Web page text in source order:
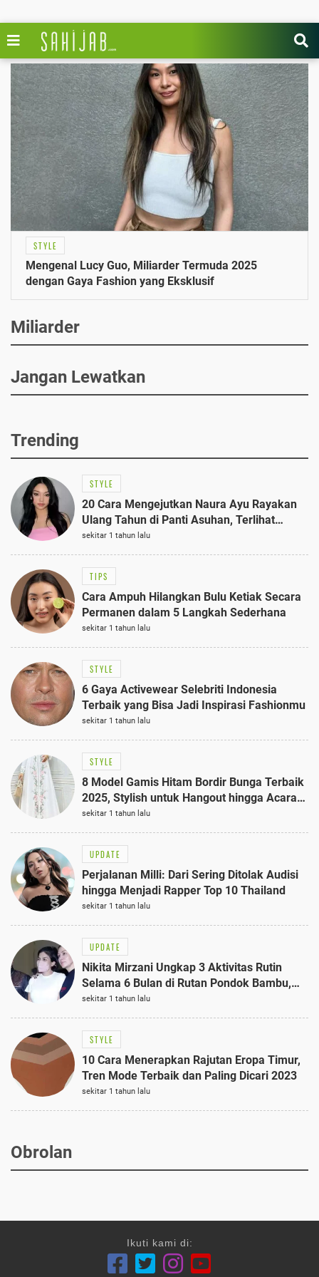
STYLE
Mengenal Lucy Guo, Miliarder Termuda 2025
dengan Gaya Fashion yang Eksklusif
Miliarder
Jangan Lewatkan
Trending
STYLE
20 Cara Mengejutkan Naura Ayu Rayakan
Ulang Tahun di Panti Asuhan, Terlihat
Anggun dengan Kaftan Cokelat
sekitar 1 tahun lalu
TIPS
Cara Ampuh Hilangkan Bulu Ketiak Secara
Permanen dalam 5 Langkah Sederhana
sekitar 1 tahun lalu
STYLE
6 Gaya Activewear Selebriti Indonesia
Terbaik yang Bisa Jadi Inspirasi Fashionmu
sekitar 1 tahun lalu
STYLE
8 Model Gamis Hitam Bordir Bunga Terbaik
2025, Stylish untuk Hangout hingga Acara
Semi-Formal
sekitar 1 tahun lalu
UPDATE
Perjalanan Milli: Dari Sering Ditolak Audisi
hingga Menjadi Rapper Top 10 Thailand
sekitar 1 tahun lalu
UPDATE
Nikita Mirzani Ungkap 3 Aktivitas Rutin
Selama 6 Bulan di Rutan Pondok Bambu,
Terungkap!
sekitar 1 tahun lalu
STYLE
10 Cara Menerapkan Rajutan Eropa Timur,
Tren Mode Terbaik dan Paling Dicari 2023
sekitar 1 tahun lalu
Obrolan
Ikuti kami di: